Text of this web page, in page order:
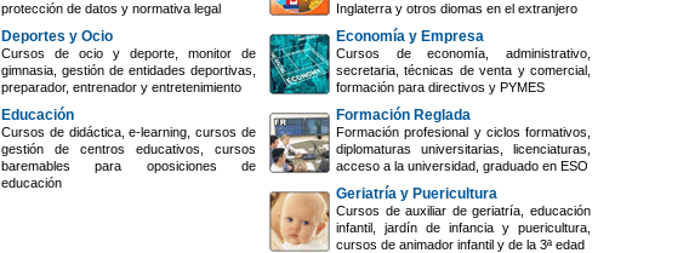
protección de datos y normativa legal
Inglaterra y otros diomas en el extranjero
Deportes y Ocio
Cursos de ocio y deporte, monitor de
gimnasia, gestión de entidades deportivas,
preparador, entrenador y entretenimiento
Economía y Empresa
Cursos de economía, administrativo,
secretaria, técnicas de venta y comercial,
formación para directivos y PYMES
Educación
Cursos de didáctica, e-learning, cursos de
gestión de centros educativos, cursos
baremables para oposiciones de
educación
Formación Reglada
Formación profesional y ciclos formativos,
diplomaturas universitarias, licenciaturas,
acceso a la universidad, graduado en ESO
Geriatría y Puericultura
Cursos de auxiliar de geriatría, educación
infantil, jardín de infancia y puericultura,
cursos de animador infantil y de la 3ª edad